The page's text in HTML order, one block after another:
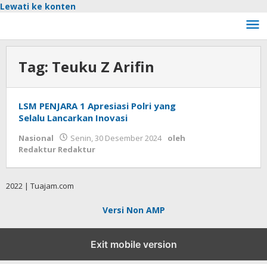
Lewati ke konten
Tag: Teuku Z Arifin
LSM PENJARA 1 Apresiasi Polri yang
Selalu Lancarkan Inovasi
Nasional Senin, 30 Desember 2024
oleh
Redaktur Redaktur
2022 | Tuajam.com
Versi Non AMP
Exit mobile version